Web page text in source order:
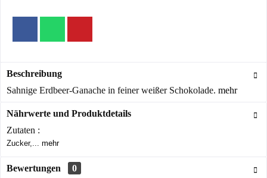
Beschreibung
Sahnige Erdbeer-Ganache in feiner weißer Schokolade. mehr
Nährwerte und Produktdetails
Zutaten :
Zucker,... mehr
Bewertungen
0